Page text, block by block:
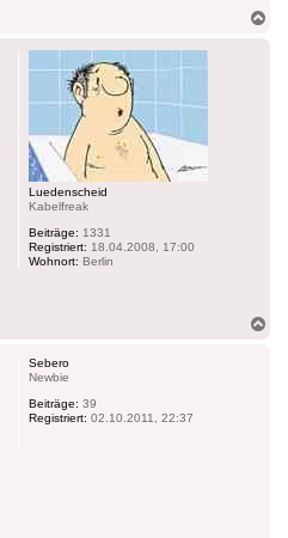
Luedenscheid
Kabelfreak
Beiträge: 1331
Registriert: 18.04.2008, 17:00
Wohnort: Berlin
Sebero
Newbie
Beiträge: 39
Registriert: 02.10.2011, 22:37